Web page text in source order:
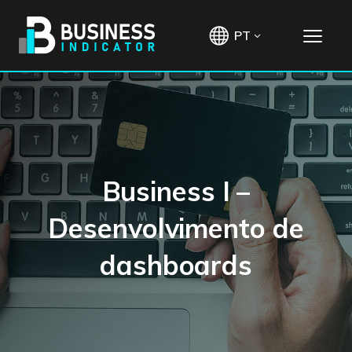
PT
Business I –
Desenvolvimento de
dashboards